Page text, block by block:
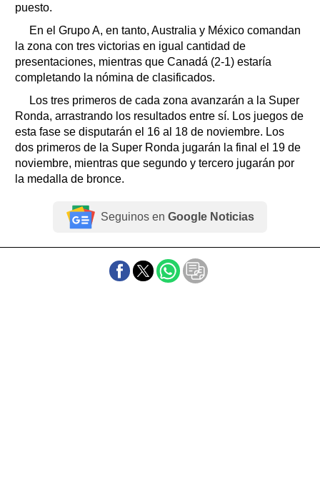
puesto.
En el Grupo A, en tanto, Australia y México comandan
la zona con tres victorias en igual cantidad de
presentaciones, mientras que Canadá (2-1) estaría
completando la nómina de clasificados.
Los tres primeros de cada zona avanzarán a la Super
Ronda, arrastrando los resultados entre sí. Los juegos de
esta fase se disputarán el 16 al 18 de noviembre. Los
dos primeros de la Super Ronda jugarán la final el 19 de
noviembre, mientras que segundo y tercero jugarán por
la medalla de bronce.
Seguinos en Google Noticias